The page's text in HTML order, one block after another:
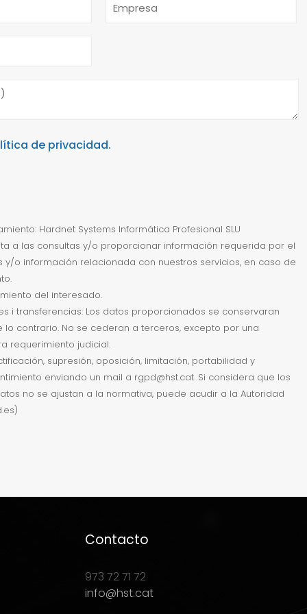
de privacidad.
Hardnet Systems Informática Profesional SLU
a las consultas y/o proporcionar información requerida por el
y/o información relacionada con nuestros servicios, en caso de
del interesado.
i transferencias: Los datos proporcionados se conservaran
lo contrario. No se cederan a terceros, excepto por una
requerimiento judicial.
supresión, oposición, limitación, portabilidad y
enviando un mail a rgpd@hst.cat. Si considera que los
no se ajustan a la normativa, puede acudir a la Autoridad
Contacto
973 72 71 72
info@hst.cat